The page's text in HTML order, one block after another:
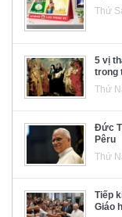
Thứ
5 vị
trong
Thứ
Đức
Pêru
Thứ
Tiếp
Giáo